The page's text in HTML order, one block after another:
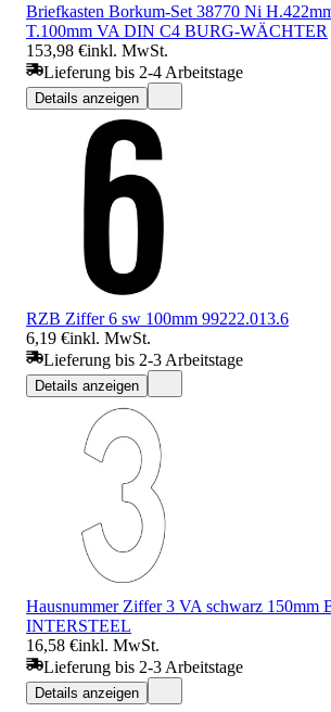
Briefkasten Borkum-Set 38770 Ni
T.100mm VA DIN C4 BURG-WÄCHTER
153,98 €inkl. MwSt.
Lieferung bis 2-4 Arbeitstage
Details anzeigen
RZB Ziffer 6 sw 100mm 99222.013.6
6,19 €inkl. MwSt.
Lieferung bis 2-3 Arbeitstage
Details anzeigen
Hausnummer Ziffer 3 VA schwarz 150mm
INTERSTEEL
16,58 €inkl. MwSt.
Lieferung bis 2-3 Arbeitstage
Details anzeigen